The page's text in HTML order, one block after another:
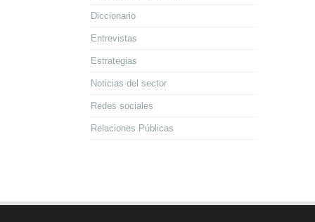
Diccionario
Entrevistas
Estrategias
Noticias del sector
Redes sociales
Relaciones Públicas